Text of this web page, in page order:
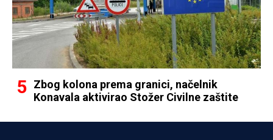
Zbog kolona prema granici, načelnik
Konavala aktivirao Stožer Civilne zaštite